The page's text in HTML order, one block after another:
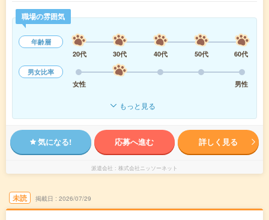
職場の雰囲気
年齢層
20代
30代 40代 50代
60代
男女比率
女性
男性
もっと見る
気になる! 応募へ進む 詳しく見る
派遣会社 株式会社ニッソーネット
未読 掲載日 2026/07/29